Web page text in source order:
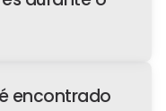
encontrado